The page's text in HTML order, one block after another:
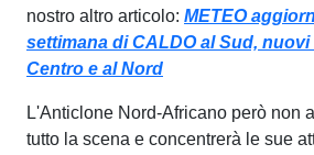
nostro altro articolo: METEO
settimana di CALDO al Sud, nuovi
Centro e al Nord
L'Anticlone Nord-Africano però non
tutto la scena e concentrerà le sue